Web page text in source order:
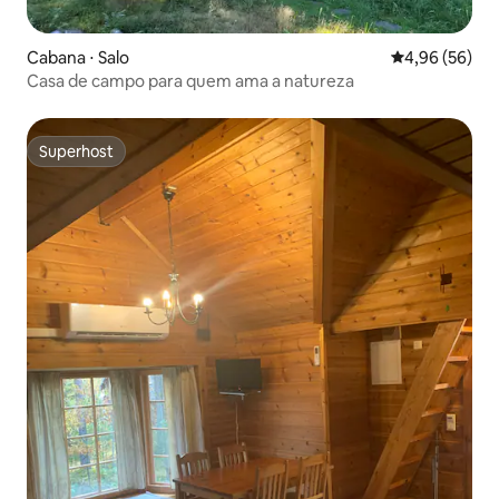
Cabana ⋅ Salo 4,96 de uma
4,96 (56)
Casa de campo para quem ama a natureza
Superhost
Superhost